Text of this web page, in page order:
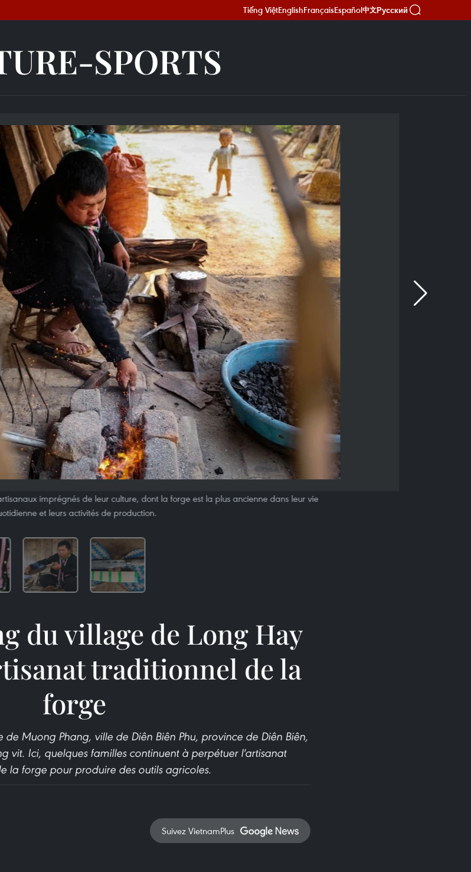
Tiếng ViệtEnglishFrançaisEspañol中文Русский
SPORTS
imprégnés de leur culture, dont la forge est la plus ancienne dans leur vie
et leurs activités de production.
du village de Long Hay
traditionnel de la
forge
Muong Phang, ville de Diên Biên Phu, province de Diên Biên,
vit. Ici, quelques familles continuent à perpétuer l'artisanat
la forge pour produire des outils agricoles.
Suivez VietnamPlus